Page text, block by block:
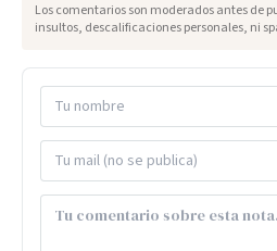
Los comentarios son moderados antes de
insultos, descalificaciones personales, ni